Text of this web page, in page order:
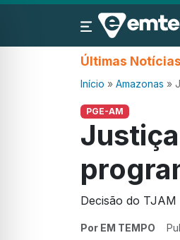
Últimas Notícias
Início » Amazonas »
PGE-AM
Decisão do
Por EM TEMPO